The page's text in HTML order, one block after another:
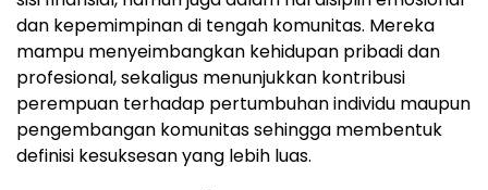
dan kepemimpinan di tengah komunitas. Mereka
mampu menyeimbangkan kehidupan pribadi dan
profesional, sekaligus menunjukkan kontribusi
perempuan terhadap pertumbuhan individu maupun
pengembangan komunitas sehingga membentuk
definisi kesuksesan yang lebih luas.